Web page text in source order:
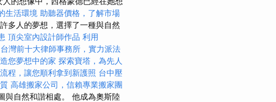
生活環境 助聽器價格，了解市場
多人的夢想，選擇了一種與自然
頂尖室內設計師作品 利用
台灣前十大律師事務所，實力派法
您夢想中的家 探索寶塔，為先人
程，讓您順利拿到新護照 台中壓
高雄搬家公司，信賴專業搬家團
與自然和諧相處。 他成為奧斯陸